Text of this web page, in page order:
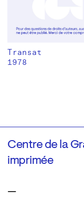
Transat
1978
Centre de la
imprimée
—